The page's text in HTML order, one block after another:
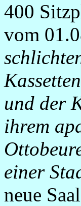
400
vom
und der
ihrem
einer
neue